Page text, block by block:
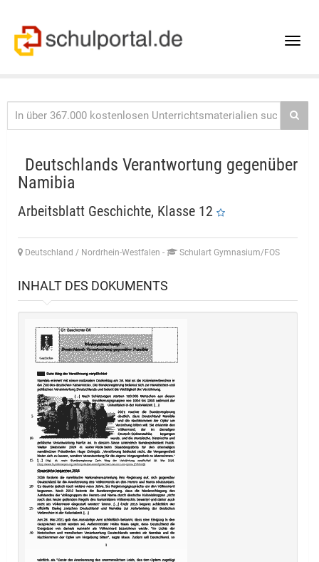
Toggle
Deutschlands Verantwortung gegenüber
Namibia
Arbeitsblatt Geschichte, Klasse 12
Deutschland / Nordrhein-Westfalen - Schulart Gymnasium/FOS
INHALT DES DOKUMENTS